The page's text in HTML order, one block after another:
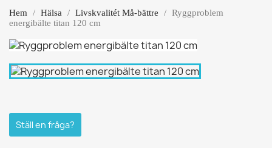
Hem Hälsa Livskvalitét Må-bättre
Ryggproblem
energibälte titan 120 cm
Ställ en fråga?